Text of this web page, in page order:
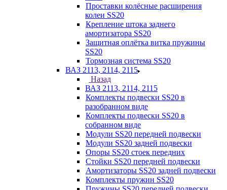
Проставки колёсные расширения
колеи SS20
Крепление штока заднего
амортизатора SS20
Защитная оплётка витка пружины
SS20
Тормозная система SS20
ВАЗ 2113, 2114, 2115
Назад
ВАЗ 2113, 2114, 2115
Комплекты подвески SS20 в
разобранном виде
Комплекты подвески SS20 в
собранном виде
Модули SS20 передней подвески
Модули SS20 задней подвески
Опоры SS20 стоек передних
Стойки SS20 передней подвески
Амортизаторы SS20 задней подвески
Комплекты пружин SS20